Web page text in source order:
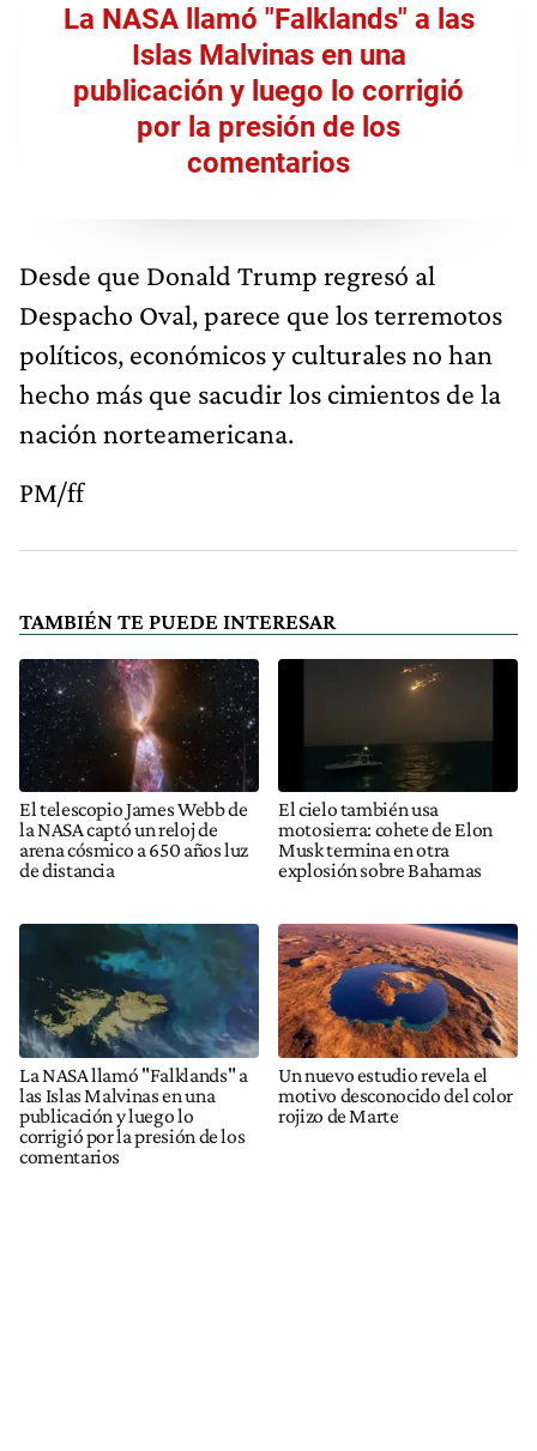
La NASA llamó "Falklands" a las
Islas Malvinas en una
publicación y luego lo corrigió
por la presión de los
comentarios
Desde que Donald Trump regresó al
Despacho Oval, parece que los terremotos
políticos, económicos y culturales no han
hecho más que sacudir los cimientos de la
nación norteamericana.
PM/ff
TAMBIÉN TE PUEDE INTERESAR
El telescopio James Webb de
la NASA captó un reloj de
arena cósmico a 650 años luz
de distancia
El cielo también usa
motosierra: cohete de Elon
Musk termina en otra
explosión sobre Bahamas
La NASA llamó "Falklands" a
las Islas Malvinas en una
publicación y luego lo
corrigió por la presión de los
comentarios
Un nuevo estudio revela el
motivo desconocido del color
rojizo de Marte